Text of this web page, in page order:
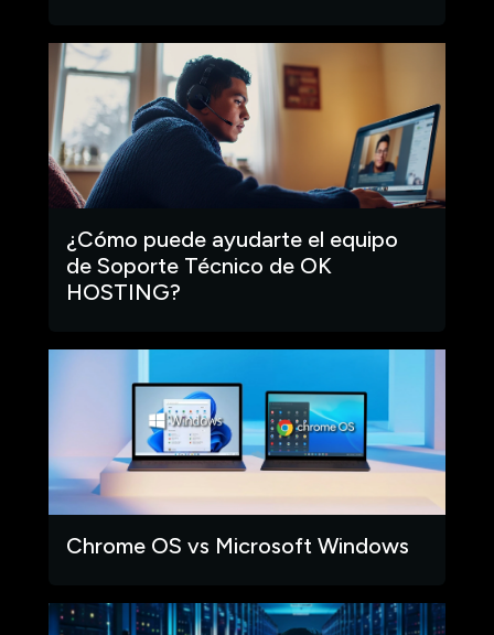
¿Cómo puede ayudarte el equipo
de Soporte Técnico de OK
HOSTING?
Chrome OS vs Microsoft Windows